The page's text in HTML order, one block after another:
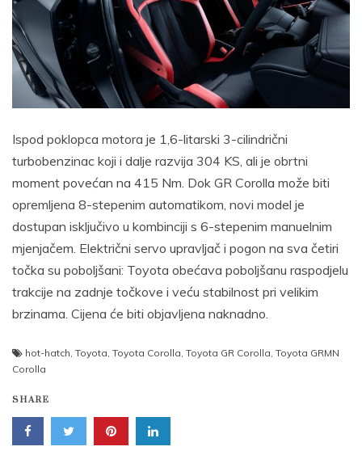
Ispod poklopca motora je 1,6-litarski 3-cilindrični
turbobenzinac koji i dalje razvija 304 KS, ali je obrtni
moment povećan na 415 Nm. Dok GR Corolla može biti
opremljena 8-stepenim automatikom, novi model je
dostupan isključivo u kombinciji s 6-stepenim manuelnim
mjenjačem. Električni servo upravljač i pogon na sva četiri
točka su poboljšani: Toyota obećava poboljšanu raspodjelu
trakcije na zadnje točkove i veću stabilnost pri velikim
brzinama. Cijena će biti objavljena naknadno.
hot-hatch, Toyota, Toyota Corolla, Toyota GR Corolla, Toyota GRMN
Corolla
SHARE